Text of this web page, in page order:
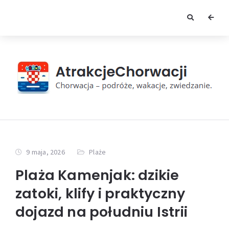
9 maja, 2026 Plaże
Plaża Kamenjak: dzikie
zatoki, klify i praktyczny
dojazd na południu Istrii